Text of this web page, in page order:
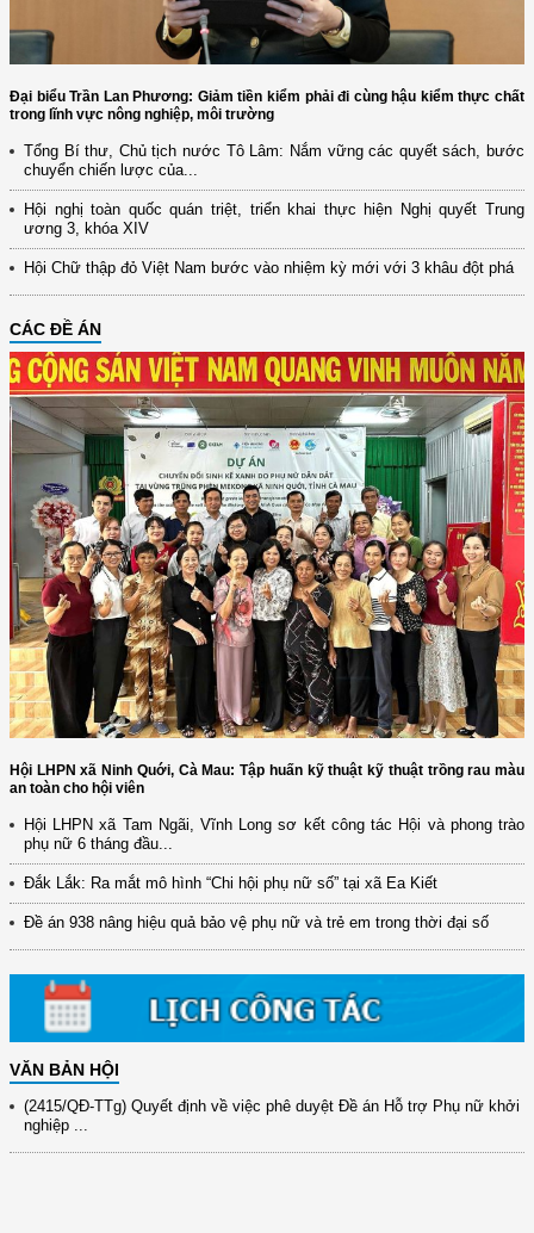
Đại biểu Trần Lan Phương: Giảm tiền kiểm phải đi cùng hậu kiểm thực chất
trong lĩnh vực nông nghiệp, môi trường
Tổng Bí thư, Chủ tịch nước Tô Lâm: Nắm vững các quyết sách, bước
chuyển chiến lược của...
Hội nghị toàn quốc quán triệt, triển khai thực hiện Nghị quyết Trung
ương 3, khóa XIV
Hội Chữ thập đỏ Việt Nam bước vào nhiệm kỳ mới với 3 khâu đột phá
CÁC ĐỀ ÁN
Hội LHPN xã Ninh Quới, Cà Mau: Tập huấn kỹ thuật kỹ thuật trồng rau màu
an toàn cho hội viên
Hội LHPN xã Tam Ngãi, Vĩnh Long sơ kết công tác Hội và phong trào
phụ nữ 6 tháng đầu...
Đắk Lắk: Ra mắt mô hình “Chi hội phụ nữ số” tại xã Ea Kiết
Đề án 938 nâng hiệu quả bảo vệ phụ nữ và trẻ em trong thời đại số
VĂN BẢN HỘI
(12/TB-HĐKH) V/v đăng ký, đề xuất nhiệm vụ Khoa học, công nghệ và
đổi mới ...
(898/KH/ĐCT) Kế hoạch thực hiện Quyết định số 2415/QĐ-TTg ngày
31/10/2025 ...
(417/QĐ-BNNMT) Quyết định phê duyệt Chương trình mục tiêu quốc gia
xây dựng ...
(891/KH-ĐCT) Kế hoạch thực hiện Nghị quyết số 72-NQ/TW ngày
(2415/QĐ-TTg) Quyết định về việc phê duyệt Đề án Hỗ trợ Phụ nữ khởi
nghiệp ...